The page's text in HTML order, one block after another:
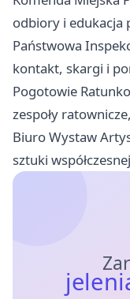
odbiory i edukacja
Państwowa
kontakt, skargi i
Pogotowie
zespoły
Biuro Wystaw
sztuki